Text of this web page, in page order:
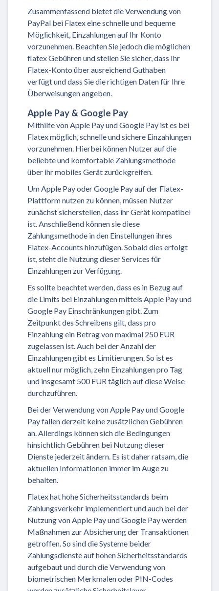
Zusammenfassend bietet die Verwendung von
PayPal bei Flatex eine schnelle und bequeme
Möglichkeit, Einzahlungen auf Ihr Konto
vorzunehmen. Beachten Sie jedoch die möglichen
flatex Gebühren und stellen Sie sicher, dass Ihr
Flatex-Konto über ausreichend Guthaben
verfügt und dass Sie die richtigen Daten für Ihre
Überweisungen angeben.
Apple Pay & Google Pay
Mithilfe von Apple Pay und Google Pay ist es bei
Flatex möglich, schnelle und sichere Einzahlungen
vorzunehmen. Hierbei können Nutzer auf die
beliebte und komfortable Zahlungsmethode
über ihr mobiles Gerät zurückgreifen.
Um Apple Pay oder Google Pay auf der Flatex-
Plattform nutzen zu können, müssen Nutzer
zunächst sicherstellen, dass ihr Gerät kompatibel
ist. Anschließend können sie diese
Zahlungsmethode in den Einstellungen ihres
Flatex-Accounts hinzufügen. Sobald dies erfolgt
ist, steht die Nutzung dieser Services für
Einzahlungen zur Verfügung.
Es sollte beachtet werden, dass es in Bezug auf
die Limits bei Einzahlungen mittels Apple Pay und
Google Pay Einschränkungen gibt. Zum
Zeitpunkt des Schreibens gilt, dass pro
Einzahlung ein Betrag von maximal 250 EUR
zugelassen ist. Auch bei der Anzahl der
Einzahlungen gibt es Limitierungen. So ist es
aktuell nur möglich, zehn Einzahlungen pro Tag
und insgesamt 500 EUR täglich auf diese Weise
durchzuführen.
Bei der Verwendung von Apple Pay und Google
Pay fallen derzeit keine zusätzlichen Gebühren
an. Allerdings können sich die Bedingungen
hinsichtlich Gebühren bei Nutzung dieser
Dienste jederzeit ändern. Es ist daher ratsam, die
aktuellen Informationen immer im Auge zu
behalten.
Flatex hat hohe Sicherheitsstandards beim
Zahlungsverkehr implementiert und auch bei der
Nutzung von Apple Pay und Google Pay werden
Maßnahmen zur Absicherung der Transaktionen
getroffen. So sind die Systeme beider
Zahlungsdienste auf hohen Sicherheitsstandards
aufgebaut und durch die Verwendung von
biometrischen Merkmalen oder PIN-Codes